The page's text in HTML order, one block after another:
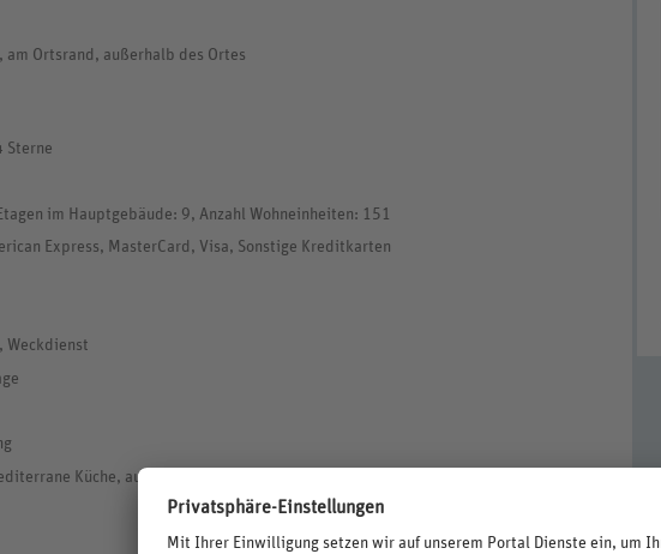
Ortsrand, außerhalb des Ortes
Sterne
im Hauptgebäude: 9, Anzahl Wohneinheiten: 151
Express, MasterCard, Visa, Sonstige Kreditkarten
Weckdienst
Küche, auf der Dachterrasse